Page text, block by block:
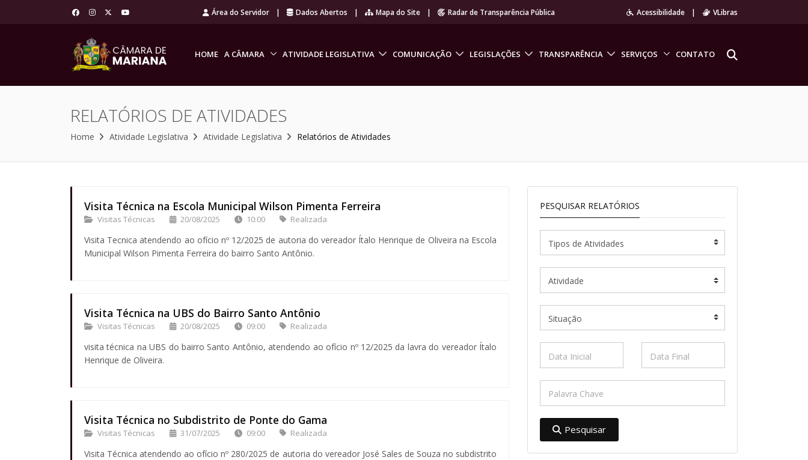
Área do Servidor | Dados Abertos | Mapa do Site | Radar de Transparência Pública Acessibilidade | VLibras
HOME A CÂMARA ATIVIDADE LEGISLATIVA COMUNICAÇÃO LEGISLAÇÕES TRANSPARÊNCIA SERVIÇOS CONTATO
RELATÓRIOS DE ATIVIDADES
Home Atividade Legislativa Atividade Legislativa Relatórios de Atividades
Visita Técnica na Escola Municipal Wilson Pimenta Ferreira
Visitas Técnicas 20/08/2025 10:00 Realizada
Visita Tecnica atendendo ao ofício nº 12/2025 de autoria do vereador Ítalo Henrique de Oliveira na Escola
Municipal Wilson Pimenta Ferreira do bairro Santo Antônio.
Visita Técnica na UBS do Bairro Santo Antônio
Visitas Técnicas 20/08/2025 09:00 Realizada
visita técnica na UBS do bairro Santo Antônio, atendendo ao ofício nº 12/2025 da lavra do vereador Ítalo
Henrique de Oliveira.
Visita Técnica no Subdistrito de Ponte do Gama
Visitas Técnicas 31/07/2025 09:00 Realizada
Visita Técnica atendendo ao ofício nº 280/2025 de autoria do vereador José Sales de Souza no subdistrito
PESQUISAR RELATÓRIOS
Pesquisar